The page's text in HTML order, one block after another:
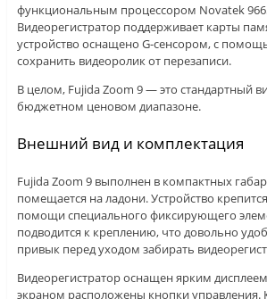
функциональным процессором Novatek
Видеорегистратор поддерживает карты
устройство оснащено G-сенсором, с
сохранить видеоролик от перезаписи.
В целом, Fujida Zoom 9 — это стандартный
бюджетном ценовом диапазоне.
Внешний вид и комплектация
Fujida Zoom 9 выполнен в компактных
помещается на ладони. Устройство
помощи специального фиксирующего
подводится к креплению, что довольно
привык перед уходом забирать
Видеорегистратор оснащен ярким
экраном расположены кнопки управления.